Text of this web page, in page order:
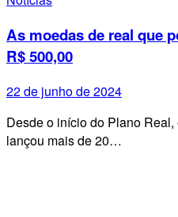
As moedas de real que
R$ 500,00
22 de junho de 2024
Desde o início do Plano
lançou mais de 20…